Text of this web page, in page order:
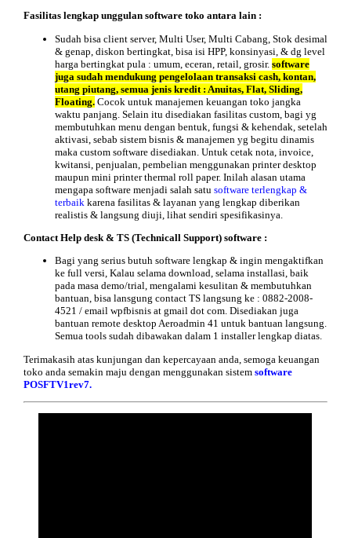
Fasilitas lengkap unggulan software toko antara lain :
Sudah bisa client server, Multi User, Multi Cabang, Stok desimal
& genap, diskon bertingkat, bisa isi HPP, konsinyasi, & dg level
harga bertingkat pula : umum, eceran, retail, grosir. software
juga sudah mendukung pengelolaan transaksi cash, kontan,
utang piutang, semua jenis kredit : Anuitas, Flat, Sliding,
Floating. Cocok untuk manajemen keuangan toko jangka
waktu panjang. Selain itu disediakan fasilitas custom, bagi yg
membutuhkan menu dengan bentuk, fungsi & kehendak, setelah
aktivasi, sebab sistem bisnis & manajemen yg begitu dinamis
maka custom software disediakan. Untuk cetak nota, invoice,
kwitansi, penjualan, pembelian menggunakan printer desktop
maupun mini printer thermal roll paper. Inilah alasan utama
mengapa software menjadi salah satu software terlengkap &
terbaik karena fasilitas & layanan yang lengkap diberikan
realistis & langsung diuji, lihat sendiri spesifikasinya.
ContactHelp desk & TS (Technicall Support) software :
Bagi yang serius butuh software lengkap & ingin mengaktifkan
ke full versi, Kalau selama download, selama installasi, baik
pada masa demo/trial, mengalami kesulitan & membutuhkan
bantuan, bisa lansgung contact TS langsung ke : 0882-2008-
4521 / email wpfbisnis at gmail dot com. Disediakan juga
bantuan remote desktop Aeroadmin 41 untuk bantuan langsung.
Semua tools sudah dibawakan dalam 1 installer lengkap diatas.
Terimakasih atas kunjungan dan kepercayaan anda, semoga keuangan
toko anda semakin maju dengan menggunakan sistem software
POSFTV1rev7.